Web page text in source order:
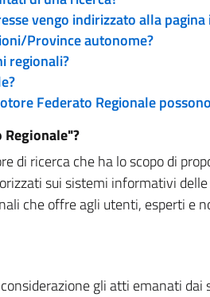
vengo indirizzato alla
Province autonome?
regionali?
Federato Regionale
di ricerca che ha lo scopo di
sui sistemi informativi
che offre agli utenti, esperti e
gli atti emanati dai